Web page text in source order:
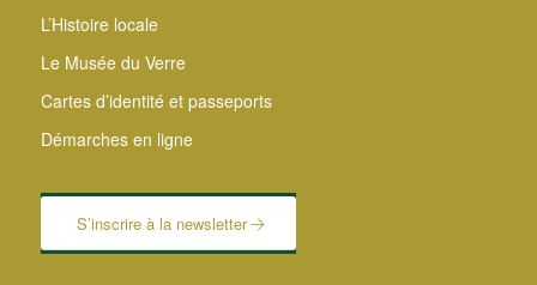
L’Histoire locale
Le Musée du Verre
Cartes d’identité et passeports
Démarches en ligne
S’inscrire à la newsletter